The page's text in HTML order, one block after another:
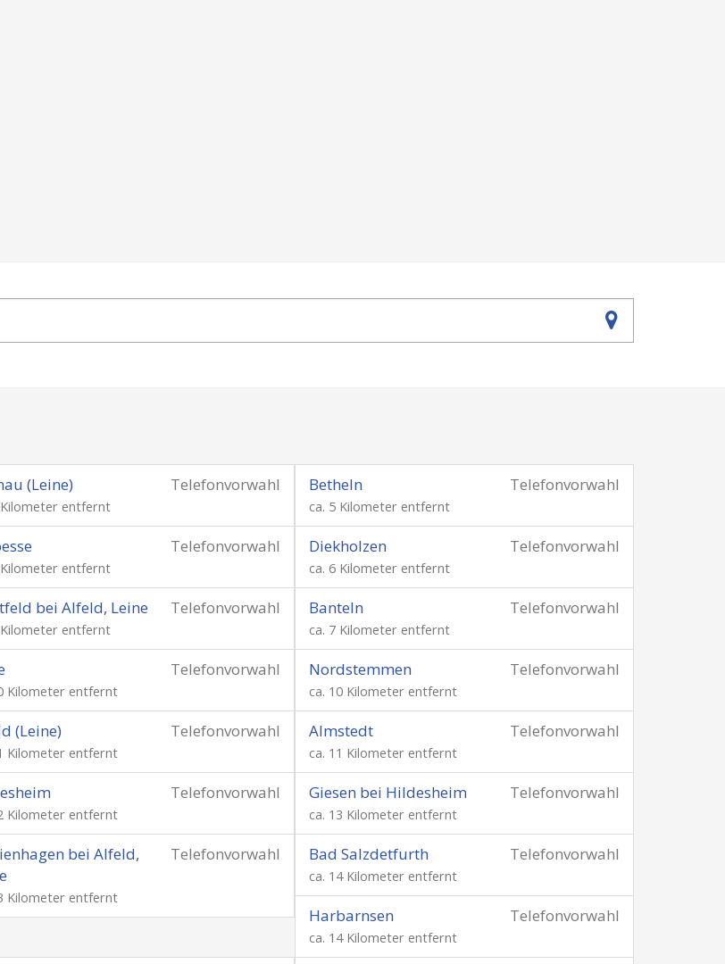
Telefonvorwahl
(Leine)
Kilometer entfernt
Telefonvorwahl
Betheln
ca. 5 Kilometer entfernt
Telefonvorwahl
Kilometer entfernt
Telefonvorwahl
Diekholzen
ca. 6 Kilometer entfernt
Telefonvorwahl
bei Alfeld, Leine
Kilometer entfernt
Telefonvorwahl
Banteln
ca. 7 Kilometer entfernt
Telefonvorwahl
Kilometer entfernt
Telefonvorwahl
Nordstemmen
ca. 10 Kilometer entfernt
Telefonvorwahl
(Leine)
Kilometer entfernt
Telefonvorwahl
Almstedt
ca. 11 Kilometer entfernt
Telefonvorwahl
Kilometer entfernt
Telefonvorwahl
Giesen bei Hildesheim
ca. 13 Kilometer entfernt
Telefonvorwahl
bei Alfeld,
Kilometer entfernt
Telefonvorwahl
Bad Salzdetfurth
ca. 14 Kilometer entfernt
Telefonvorwahl
Harbarnsen
ca. 14 Kilometer entfernt